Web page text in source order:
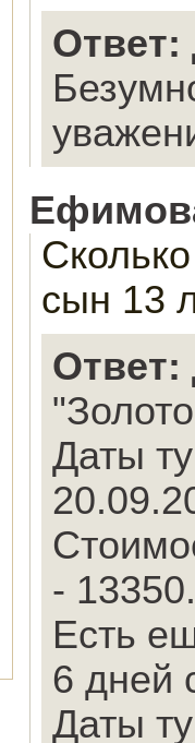
Ответ:
сын 13
Ответ:
Даты
- 13350.
Есть
6 дней
Даты